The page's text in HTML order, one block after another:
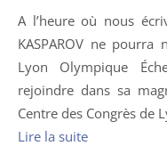
A l’heure où nous
KASPAROV ne
Lyon Olympique
rejoindre dans sa
Centre des Congrès de
Lire la suite